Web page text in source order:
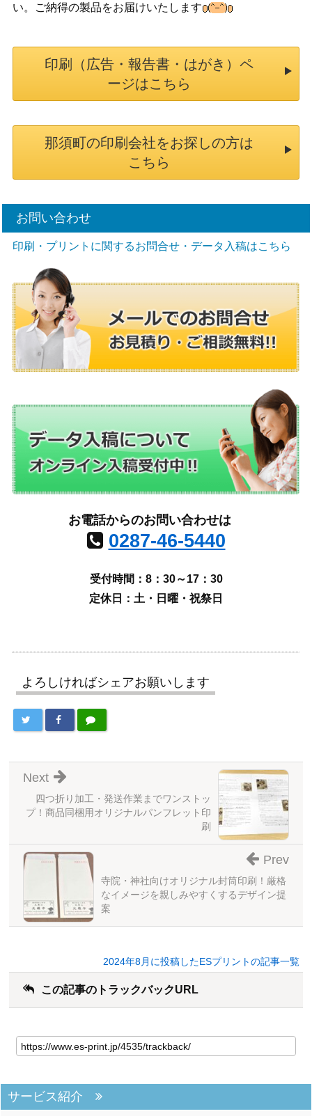
い。ご納得の製品をお届けいたします
印刷（広告・報告書・はがき）ペ
ージはこちら
那須町の印刷会社をお探しの方は
こちら
お問い合わせ
印刷・プリントに関するお問合せ・データ入稿はこちら
お電話からのお問い合わせは
0287-46-5440
受付時間：8：30～17：30
定休日：土・日曜・祝祭日
よろしければシェアお願いします
四つ折り加工・発送作業までワンストッ
プ！商品同梱用オリジナルパンフレット印
刷
Next
寺院・神社向けオリジナル封筒印刷！厳格
なイメージを親しみやすくするデザイン提
案
Prev
2024年8月に投稿したESプリントの記事一覧
この記事のトラックバックURL
サービス紹介